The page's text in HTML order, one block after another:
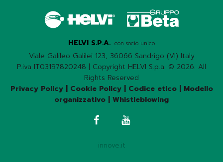
HELVI S.P.A. con socio unico
Viale Galileo Galilei 123, 36066 Sandrigo (VI) Italy
P.iva IT03197820248 | Copyright HELVI S.p.a. © 2026. All
Rights Reserved
Privacy Policy| Cookie Policy| Codice etico| Modello
organizzativo
Whistleblowing
innove.it